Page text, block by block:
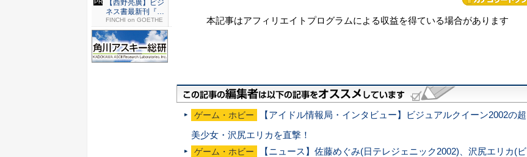
本記事はアフィリエイトプログラムによる収益を得ている場合があります
ゲーム・ホビー
【アイドル情報局・インタビュー】ビジュアルクイーン2002の超
美少女・沢尻エリカを直撃！
ゲーム・ホビー
【ニュース】佐藤めぐみ(日テレジェニック2002)、沢尻エリカ(ビ
【西野亮廣】ビジ
ネス書最新刊『北
極星 僕...
FINCHI on GOETHE